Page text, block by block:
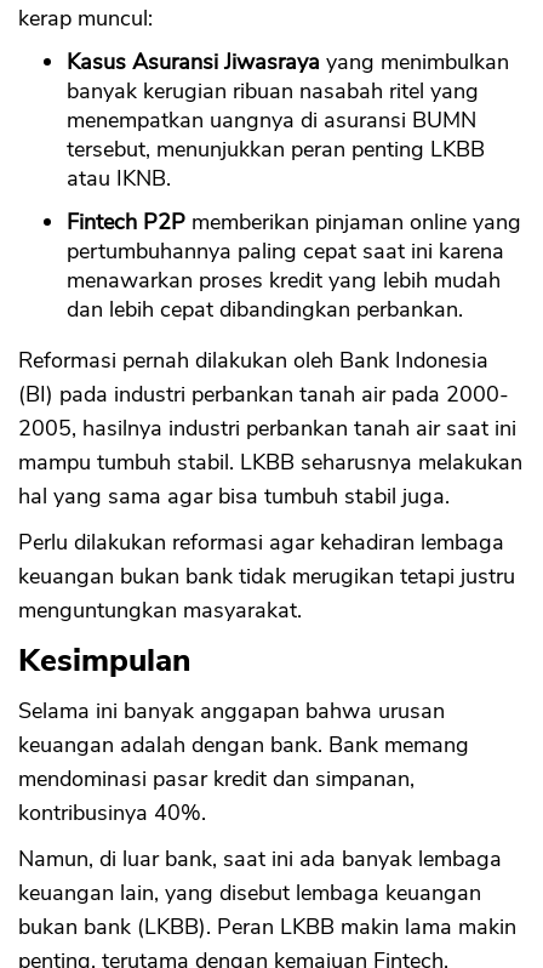
kerap muncul:
Kasus Asuransi Jiwasraya yang menimbulkan
banyak kerugian ribuan nasabah ritel yang
menempatkan uangnya di asuransi BUMN
tersebut, menunjukkan peran penting LKBB
atau IKNB.
Fintech P2P memberikan pinjaman online yang
pertumbuhannya paling cepat saat ini karena
menawarkan proses kredit yang lebih mudah
dan lebih cepat dibandingkan perbankan.
Reformasi pernah dilakukan oleh Bank Indonesia
(BI) pada industri perbankan tanah air pada 2000-
2005, hasilnya industri perbankan tanah air saat ini
mampu tumbuh stabil. LKBB seharusnya melakukan
hal yang sama agar bisa tumbuh stabil juga.
Perlu dilakukan reformasi agar kehadiran lembaga
keuangan bukan bank tidak merugikan tetapi justru
menguntungkan masyarakat.
Kesimpulan
Selama ini banyak anggapan bahwa urusan
keuangan adalah dengan bank. Bank memang
mendominasi pasar kredit dan simpanan,
kontribusinya 40%.
Namun, di luar bank, saat ini ada banyak lembaga
keuangan lain, yang disebut lembaga keuangan
bukan bank (LKBB). Peran LKBB makin lama makin
penting, terutama dengan kemajuan Fintech.